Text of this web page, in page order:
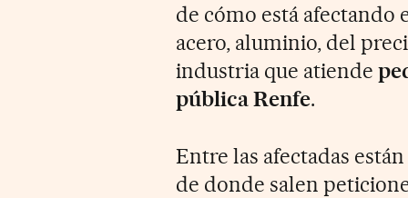
de cómo está afectando
acero, aluminio, del
industria que atiende
pública Renfe.
Entre las afectadas
de donde salen